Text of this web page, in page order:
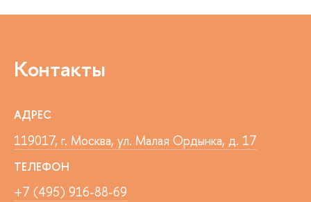
Контакты
АДРЕС
119017, г. Москва, ул. Малая Ордынка, д. 17
ТЕЛЕФОН
+7 (495) 916-88-69